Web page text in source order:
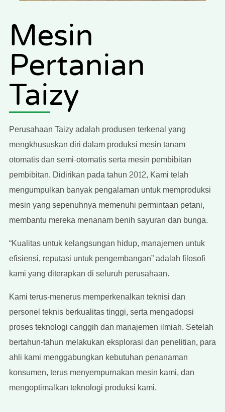
Mesin
Pertanian
Taizy
Perusahaan Taizy adalah produsen terkenal yang
mengkhususkan diri dalam produksi mesin tanam
otomatis dan semi-otomatis serta mesin pembibitan
pembibitan. Didirikan pada tahun 2012, Kami telah
mengumpulkan banyak pengalaman untuk memproduksi
mesin yang sepenuhnya memenuhi permintaan petani,
membantu mereka menanam benih sayuran dan bunga.
“Kualitas untuk kelangsungan hidup, manajemen untuk
efisiensi, reputasi untuk pengembangan” adalah filosofi
kami yang diterapkan di seluruh perusahaan.
Kami terus-menerus memperkenalkan teknisi dan
personel teknis berkualitas tinggi, serta mengadopsi
proses teknologi canggih dan manajemen ilmiah. Setelah
bertahun-tahun melakukan eksplorasi dan penelitian, para
ahli kami menggabungkan kebutuhan penanaman
konsumen, terus menyempurnakan mesin kami, dan
mengoptimalkan teknologi produksi kami.